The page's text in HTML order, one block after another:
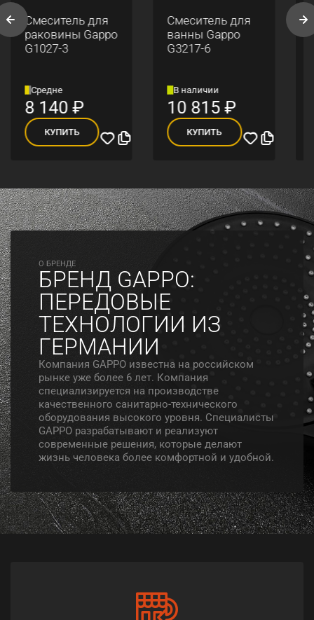
Смеситель для
раковины Gappo
G1027-3
Средне
8 140₽
КУПИТЬ
Смеситель для
ванны Gappo
G3217-6
В наличии
10 815₽
КУПИТЬ
O БРЕНДЕ
БРЕНД GAPPO:
ПЕРЕДОВЫЕ
ТЕХНОЛОГИИ ИЗ
ГЕРМАНИИ
Компания GAPPO известна на российском
рынке уже более 6 лет. Компания
специализируется на производстве
качественного санитарно-технического
оборудования высокого уровня. Специалисты
GAPPO разрабатывают и реализуют
современные решения, которые делают
жизнь человека более комфортной и удобной.